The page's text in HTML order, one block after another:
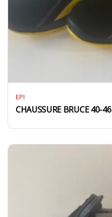
EPI
CHAUSSURE BRUCE 40-46